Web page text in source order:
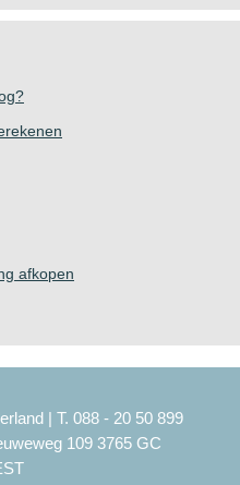
afkopen
| T. 088 - 20 50 899
109 3765 GC